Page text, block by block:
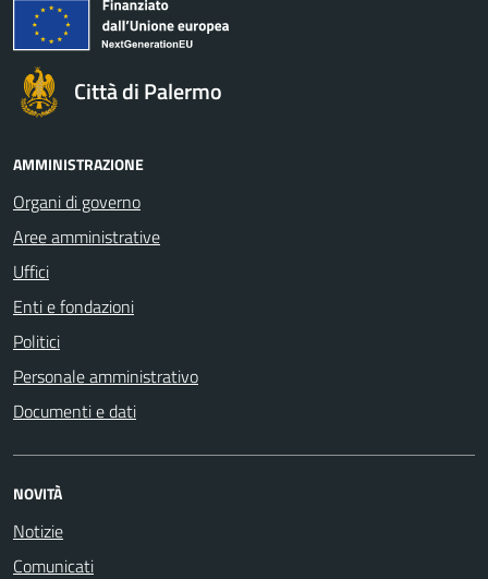
Città di Palermo
AMMINISTRAZIONE
Organi di governo
Aree amministrative
Uffici
Enti e fondazioni
Politici
Personale amministrativo
Documenti e dati
NOVITÀ
Notizie
Comunicati